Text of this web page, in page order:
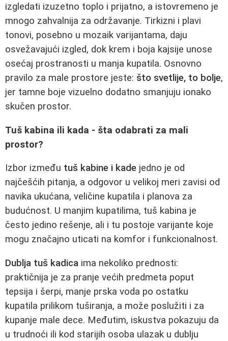
izgledati izuzetno toplo i prijatno, a istovremeno je
mnogo zahvalnija za održavanje. Tirkizni i plavi
tonovi, posebno u mozaik varijantama, daju
osvežavajući izgled, dok krem i boja kajsije unose
osećaj prostranosti u manja kupatila. Osnovno
pravilo za male prostore jeste: što svetlije, to bolje,
jer tamne boje vizuelno dodatno smanjuju ionako
skučen prostor.
Tuš kabina ili kada - šta odabrati za mali
prostor?
Izbor između tuš kabine i kade jedno je od
najčešćih pitanja, a odgovor u velikoj meri zavisi od
navika ukućana, veličine kupatila i planova za
budućnost. U manjim kupatilima, tuš kabina je
često jedino rešenje, ali i tu postoje varijante koje
mogu značajno uticati na komfor i funkcionalnost.
Dublja tuš kadica ima nekoliko prednosti:
praktičnija je za pranje većih predmeta poput
tepsija i šerpi, manje prska voda po ostatku
kupatila prilikom tuširanja, a može poslužiti i za
kupanje male dece. Međutim, iskustva pokazuju da
u trudnoći ili kod starijih osoba ulazak u dublju